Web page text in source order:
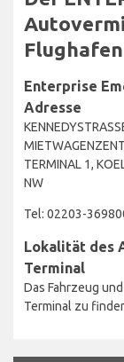
Enterprise
Adresse
TERMINAL 1,
NW
Tel: 02203-
Lokalität des
Terminal
Das Fahrzeug
Terminal zu